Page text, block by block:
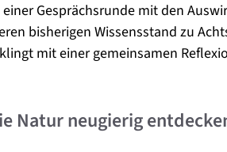
Gesprächsrunde mit den
bisherigen Wissensstand zu
mit einer gemeinsamen
Natur neugierig